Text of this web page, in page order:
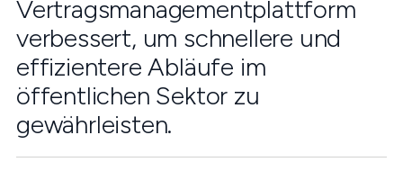
Vertragsmanagementplattform
verbessert, um schnellere und
effizientere Abläufe im
öffentlichen Sektor zu
gewährleisten.